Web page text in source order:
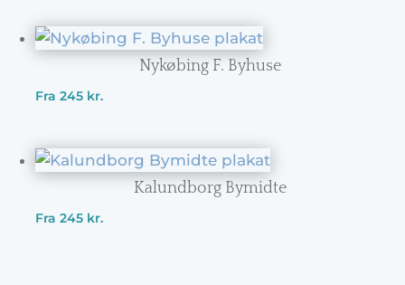
Nykøbing F. Byhuse
Fra245 kr.
Kalundborg Bymidte
Fra245 kr.